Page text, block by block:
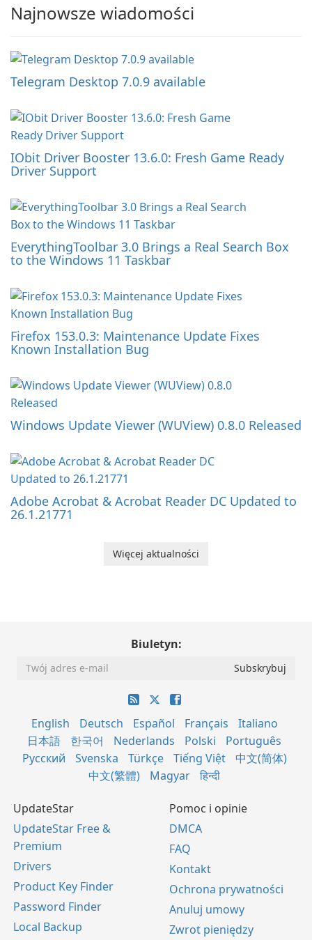
Najnowsze wiadomości
Telegram Desktop 7.0.9 available
IObit Driver Booster 13.6.0: Fresh Game Ready
Driver Support
EverythingToolbar 3.0 Brings a Real Search Box
to the Windows 11 Taskbar
Firefox 153.0.3: Maintenance Update Fixes
Known Installation Bug
Windows Update Viewer (WUView) 0.8.0 Released
Adobe Acrobat & Acrobat Reader DC Updated to
26.1.21771
Więcej aktualności
Biuletyn:
English Deutsch Español Français
Italiano
日本語
한국어 Nederlands Polski
Português
Русский
Svenska Türkçe Tiếng Việt
中文(简体)
中文(繁體)
Magyar हिन्दी
UpdateStar
UpdateStar Free &
Premium
Drivers
Product Key Finder
Password Finder
Local Backup
Pomoc i opinie
DMCA
FAQ
Kontakt
Ochrona prywatności
Anuluj umowy
Zwrot pieniędzy